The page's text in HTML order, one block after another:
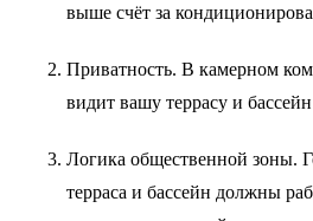
выше счёт за
Приватность. В камерном
видит вашу террасу и бассейн
Логика общественной зоны.
терраса и бассейн должны